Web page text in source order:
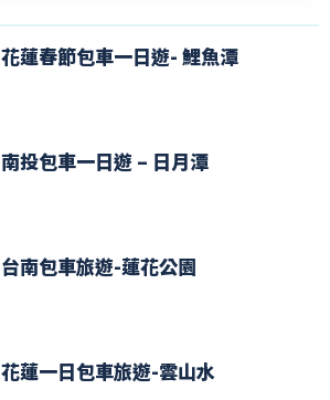
花蓮春節包車一日遊- 鯉魚潭
南投包車一日遊 – 日月潭
台南包車旅遊-蓮花公園
花蓮一日包車旅遊-雲山水